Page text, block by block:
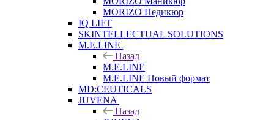
MORIZO Педикюр
IQ LIFT
SKINTELLECTUAL SOLUTIONS
M.E.LINE
Назад
M.E.LINE
M.E.LINE Новый формат
MD:CEUTICALS
JUVENA
Назад